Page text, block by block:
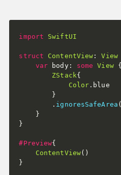
import SwiftUI
struct ContentView : View
var body: some View
{
ZStack{
Color . blue
}
. ignoresSafeArea (
}
}
#Preview{
ContentView( )
}